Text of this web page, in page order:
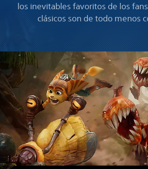
los inevitables favoritos de los
clásicos son de todo menos